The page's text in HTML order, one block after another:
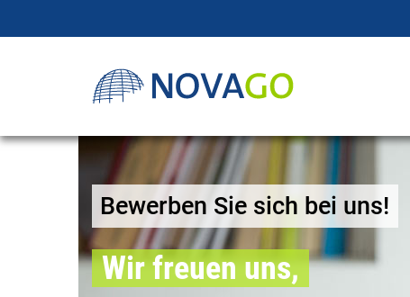
Bewerben Sie sich bei uns!
Wir freuen uns,